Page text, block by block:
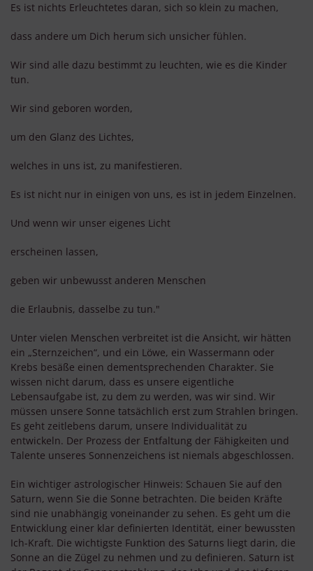
Es ist nichts Erleuchtetes daran, sich so klein zu machen,
dass andere um Dich herum sich unsicher fühlen.
Wir sind alle dazu bestimmt zu leuchten, wie es die Kinder
tun.
Wir sind geboren worden,
um den Glanz des Lichtes,
welches in uns ist, zu manifestieren.
Es ist nicht nur in einigen von uns, es ist in jedem Einzelnen.
Und wenn wir unser eigenes Licht
erscheinen lassen,
geben wir unbewusst anderen Menschen
die Erlaubnis, dasselbe zu tun."
Unter vielen Menschen verbreitet ist die Ansicht, wir hätten
ein „Sternzeichen“, und ein Löwe, ein Wassermann oder
Krebs besäße einen dementsprechenden Charakter. Sie
wissen nicht darum, dass es unsere eigentliche
Lebensaufgabe ist, zu dem zu werden, was wir sind. Wir
müssen unsere Sonne tatsächlich erst zum Strahlen bringen.
Es geht zeitlebens darum, unsere Individualität zu
entwickeln. Der Prozess der Entfaltung der Fähigkeiten und
Talente unseres Sonnenzeichens ist niemals abgeschlossen.
Ein wichtiger astrologischer Hinweis: Schauen Sie auf den
Saturn, wenn Sie die Sonne betrachten. Die beiden Kräfte
sind nie unabhängig voneinander zu sehen. Es geht um die
Entwicklung einer klar definierten Identität, einer bewussten
Ich-Kraft. Die wichtigste Funktion des Saturns liegt darin, die
Sonne an die Zügel zu nehmen und zu definieren. Saturn ist